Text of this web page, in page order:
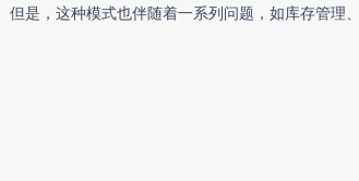
是，这种模式也伴随着一系列问题，如库存管